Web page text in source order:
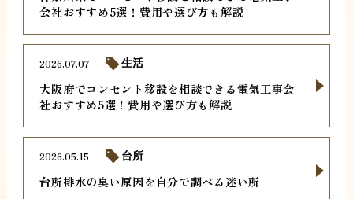
会社おすすめ5選！費用や選び方も解説
大阪府でコンセント移設を相談できる電気工事会
社おすすめ5選！費用や選び方も解説
2026.07.07 生活
台所排水の臭い原因を自分で調べる迷い所
2026.05.15 台所